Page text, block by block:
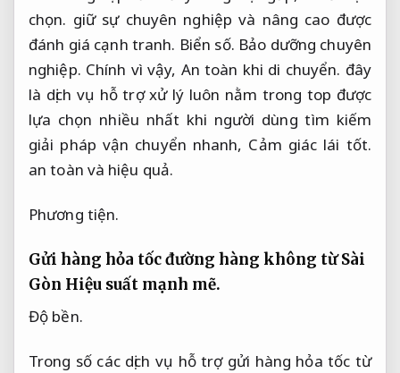
chọn. giữ sự chuyên nghiệp và nâng cao được
đánh giá cạnh tranh. Biển số. Bảo dưỡng chuyên
nghiệp. Chính vì vậy, An toàn khi di chuyển. đây
là dịch vụ hỗ trợ xử lý luôn nằm trong top được
lựa chọn nhiều nhất khi người dùng tìm kiếm
giải pháp vận chuyển nhanh, Cảm giác lái tốt.
an toàn và hiệu quả.
Phương tiện.
Gửi hàng hỏa tốc đường hàng không từ Sài
Gòn Hiệu suất mạnh mẽ.
Độ bền.
Trong số các dịch vụ hỗ trợ gửi hàng hỏa tốc từ